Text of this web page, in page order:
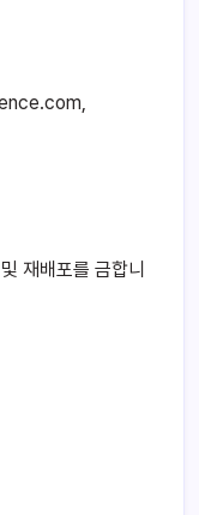
재배포를 금합니